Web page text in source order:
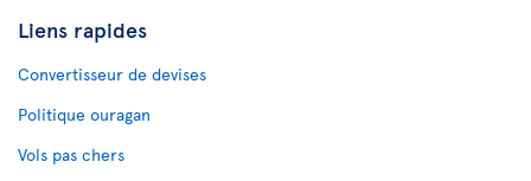
Liens rapides
Convertisseur de devises
Politique ouragan
Vols pas chers